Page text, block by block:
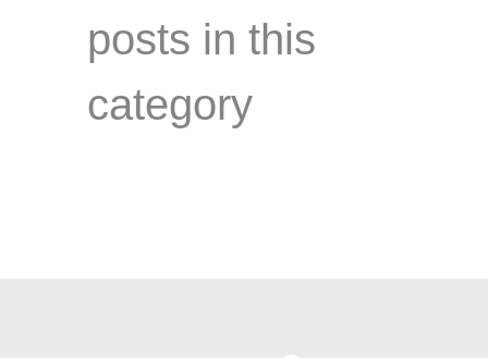
posts in this
category